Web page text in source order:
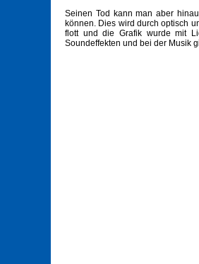
Seinen Tod kann man aber
können. Dies wird durch optisch
flott und die Grafik wurde mit
Soundeffekten und bei der Musik